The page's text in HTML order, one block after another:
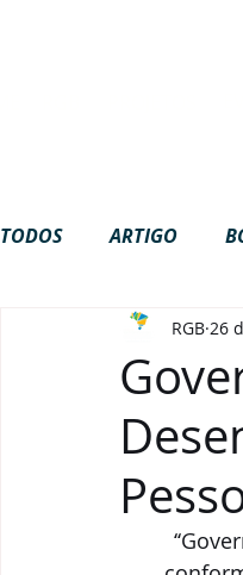
TODOS ARTIGO
GOVERNANÇA
PODCAST VÍDEOS
RGB 26